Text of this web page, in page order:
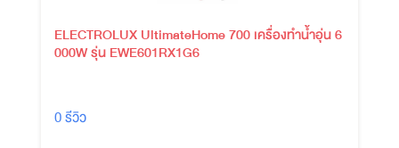
ELECTROLUX UltimateHome 700 เครื่องทำน้ำอุ่น 6
000W รุ่น EWE601RX1G6
0 รีวิว